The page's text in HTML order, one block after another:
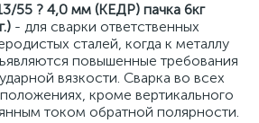
55 ? 4,0 мм (КЕДР) пачка 6кг
- для сварки ответственных
сталей, когда к металлу
повышенные требования
вязкости. Сварка во всех
кроме вертикального
током обратной полярности.